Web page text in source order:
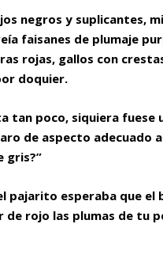
negros y suplicantes,
faisanes de plumaje
rojas, gallos con
doquier.
tan poco, siquiera
de aspecto adecuado
gris?”
pajarito esperaba que el
rojo las plumas de tu